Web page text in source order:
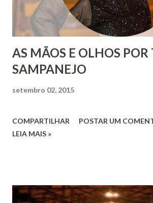
AS MÃOS E OLHOS POR
SAMPANEJO
setembro 02, 2015
COMPARTILHAR
POSTAR UM
LEIA MAIS »